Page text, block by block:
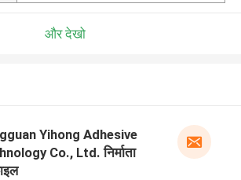
और देखो
Yihong Adhesive
Co., Ltd. निर्माता